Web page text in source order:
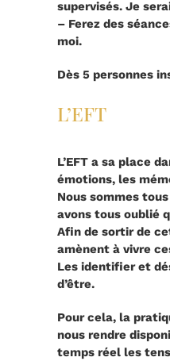
supervisés. Je
– Ferez des
moi.
Dès 5 personnes
L’EFT
L’EFT a sa place
émotions, les
Nous sommes
avons tous oublié
Afin de sortir de
amènent à vivre
Les identifier et
d’être.
Pour cela, la
nous rendre
temps réel les